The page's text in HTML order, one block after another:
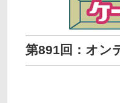
第891回：オン